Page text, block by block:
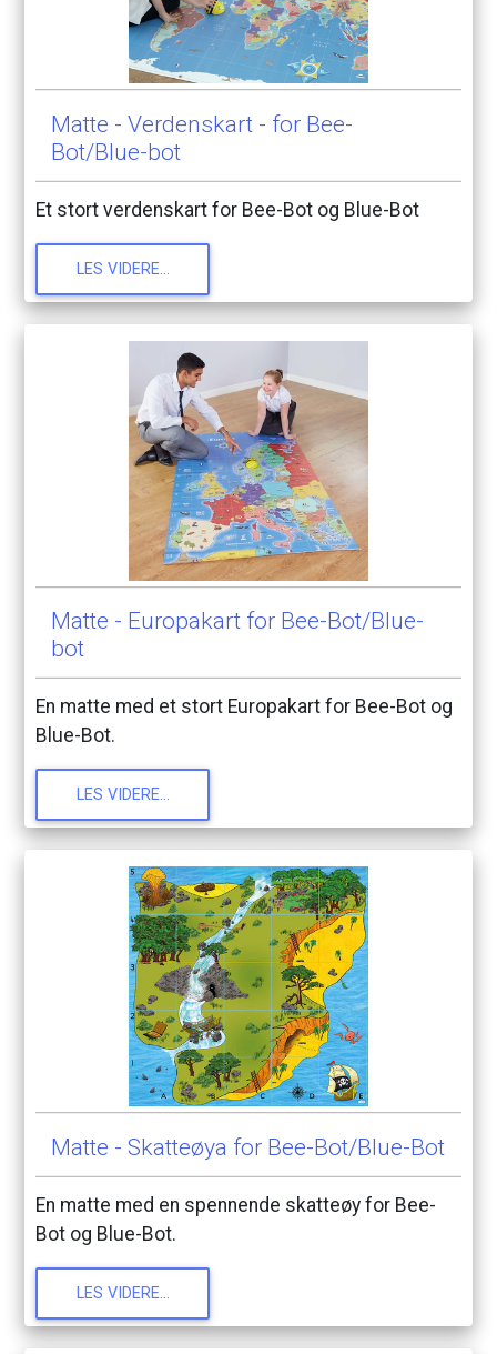
Matte - Verdenskart - for Bee-
Bot/Blue-bot
Et stort verdenskart for Bee-Bot og Blue-Bot
LES VIDERE...
Matte - Europakart for Bee-Bot/Blue-
bot
En matte med et stort Europakart for Bee-Bot og
Blue-Bot.
LES VIDERE...
Matte - Skatteøya for Bee-Bot/Blue-Bot
En matte med en spennende skatteøy for Bee-
Bot og Blue-Bot.
LES VIDERE...